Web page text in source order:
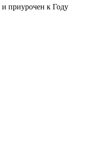
приурочен к Году